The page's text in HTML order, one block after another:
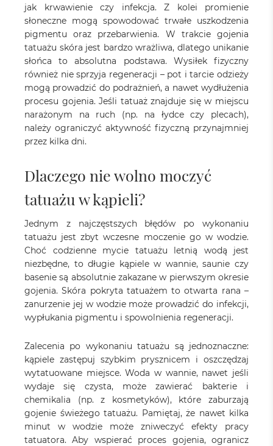
jak krwawienie czy infekcja. Z kolei promienie
słoneczne mogą spowodować trwałe uszkodzenia
pigmentu oraz przebarwienia. W trakcie gojenia
tatuażu skóra jest bardzo wrażliwa, dlatego unikanie
słońca to absolutna podstawa. Wysiłek fizyczny
również nie sprzyja regeneracji – pot i tarcie odzieży
mogą prowadzić do podrażnień, a nawet wydłużenia
procesu gojenia. Jeśli tatuaż znajduje się w miejscu
narażonym na ruch (np. na łydce czy plecach),
należy ograniczyć aktywność fizyczną przynajmniej
przez kilka dni.
Dlaczego nie wolno moczyć
tatuażu w kąpieli?
Jednym z najczęstszych błędów po wykonaniu
tatuażu jest zbyt wczesne moczenie go w wodzie.
Choć codzienne mycie tatuażu letnią wodą jest
niezbędne, to długie kąpiele w wannie, saunie czy
basenie są absolutnie zakazane w pierwszym okresie
gojenia. Skóra pokryta tatuażem to otwarta rana –
zanurzenie jej w wodzie może prowadzić do infekcji,
wypłukania pigmentu i spowolnienia regeneracji.
Zalecenia po wykonaniu tatuażu są jednoznaczne:
kąpiele zastępuj szybkim prysznicem i oszczędzaj
wytatuowane miejsce. Woda w wannie, nawet jeśli
wydaje się czysta, może zawierać bakterie i
chemikalia (np. z kosmetyków), które zaburzają
gojenie świeżego tatuażu. Pamiętaj, że nawet kilka
minut w wodzie może zniweczyć efekty pracy
tatuatora. Aby wspierać proces gojenia, ogranicz